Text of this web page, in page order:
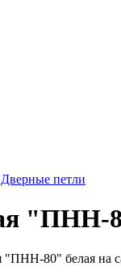
Дверные петли
"ПНН-